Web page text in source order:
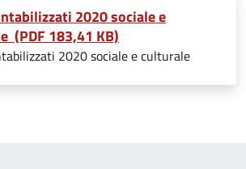
2020 sociale e
(PDF 183,41 KB)
2020 sociale e culturale